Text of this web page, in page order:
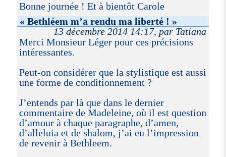
Bonne journée ! Et à bientôt Carole
« Bethléem m’a rendu ma liberté ! »
13 décembre 2014 14:17, par Tatiana
Merci Monsieur Léger pour ces précisions
intéressantes.
Peut-on considérer que la stylistique est aussi
une forme de conditionnement ?
J’entends par là que dans le dernier
commentaire de Madeleine, où il est question
d’amour à chaque paragraphe, d’amen,
d’alleluia et de shalom, j’ai eu l’impression
de revenir à Bethleem.